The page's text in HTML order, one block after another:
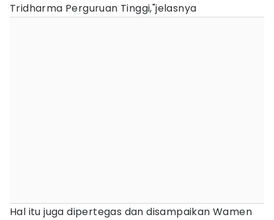
Tridharma Perguruan Tinggi,"jelasnya
Hal itu juga dipertegas dan disampaikan Wamen